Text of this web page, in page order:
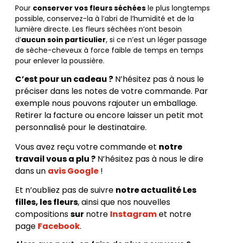
Pour conserver vos fleurs séchées le plus longtemps
possible, conservez-la à l’abri de l’humidité et de la
lumière directe. Les fleurs séchées n’ont besoin
d’aucun soin particulier, si ce n’est un léger passage
de sèche-cheveux à force faible de temps en temps
pour enlever la poussière.
C’est pour un cadeau ? N’hésitez pas à nous le
préciser dans les notes de votre commande. Par
exemple nous pouvons rajouter un emballage.
Retirer la facture ou encore laisser un petit mot
personnalisé pour le destinataire.
Vous avez reçu votre commande et notre
travail vous a plu ? N’hésitez pas à nous le dire
dans un avis Google !
Et n’oubliez pas de suivre notre actualité Les
filles, les fleurs, ainsi que nos nouvelles
compositionssur notre Instagramet notre
page Facebook.